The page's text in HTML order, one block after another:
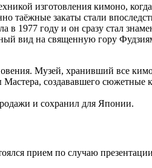
изготовления кимоно,
таёжные закаты стали
1977 году и он сразу стал
вид на священную гору
Музей, хранивший все
создававшего сюжетные
и сохранил для Японии.
прием по случаю